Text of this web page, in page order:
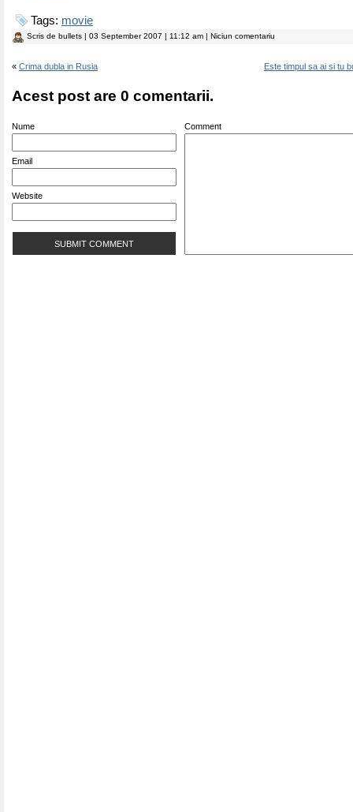
Tags: movie
Scris de bullets | 03 September 2007 | 11:12 am | Niciun comentariu
« Crima dubla in Rusia Este timpul sa ai si tu
Acest post are 0 comentarii.
Nume
Email
Website
Comment